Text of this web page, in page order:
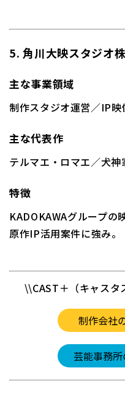
5. 角川大映スタジオ
主な事業領域
制作スタジオ運営／IP映
主な代表作
テルマエ・ロマエ／犬神
特徴
KADOKAWAグループの
原作IP活用案件に強み。
\\CAST＋（キャスタ